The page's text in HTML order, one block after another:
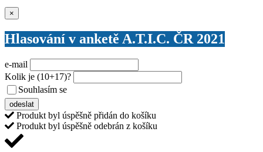
×
Hlasování v anketě A.T.I.C. ČR 2021
e-mail
Kolik je (10+17)?
Souhlasím se
odeslat
Produkt byl úspěšně přidán do košíku
Produkt byl úspěšně odebrán z košíku